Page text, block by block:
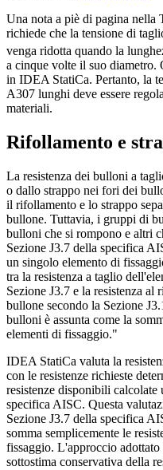
Una nota a piè di pagina nella
richiede che la tensione di
venga ridotta quando la
a cinque volte il suo diametro.
in IDEA StatiCa. Pertanto, la
A307 lunghi deve essere
materiali.
Rifollamento e
La resistenza dei bulloni a
o dallo strappo nei fori dei
il rifollamento e lo strappo
bullone. Tuttavia, i gruppi di
bulloni che si rompono e altri
Sezione J3.7 della specifica
un singolo elemento di
tra la resistenza a taglio
Sezione J3.7 e la resistenza
bullone secondo la Sezione
bulloni è assunta come la
elementi di fissaggio."
IDEA StatiCa valuta la
con le resistenze richieste
resistenze disponibili
specifica AISC. Questa
Sezione J3.7 della specifica
somma semplicemente le
fissaggio. L'approccio
sottostima conservativa della